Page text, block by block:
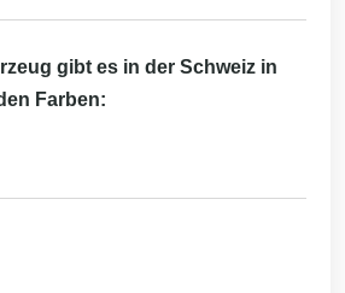
gibt es in der Schweiz in
Farben: